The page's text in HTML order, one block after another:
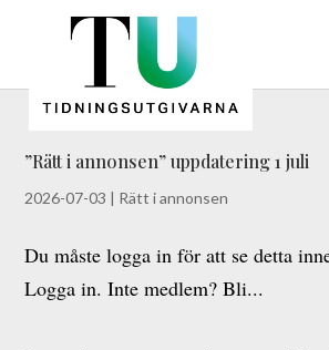
”Rätt i annonsen” uppdatering 1 juli
2026-07-03 | Rätt i annonsen
Du måste logga in för att se detta
Logga in. Inte medlem? Bli...